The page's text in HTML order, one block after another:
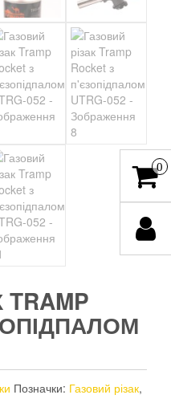
Позначки: Газовий різак,
0